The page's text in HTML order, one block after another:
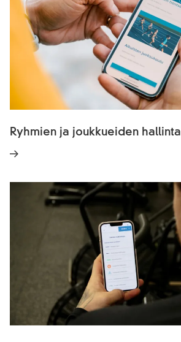
Ryhmien ja joukkueiden hallinta